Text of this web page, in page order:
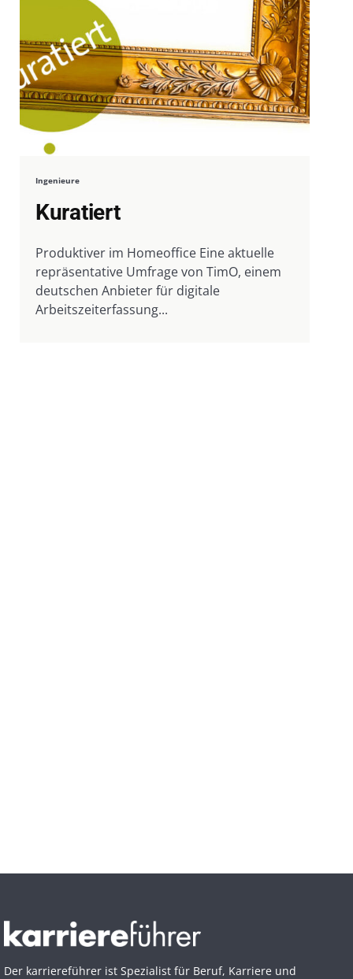
Ingenieure
Kuratiert
Produktiver im Homeoffice Eine aktuelle
repräsentative Umfrage von TimO, einem
deutschen Anbieter für digitale
Arbeitszeiterfassung...
Der karriereführer ist Spezialist für Beruf, Karriere und